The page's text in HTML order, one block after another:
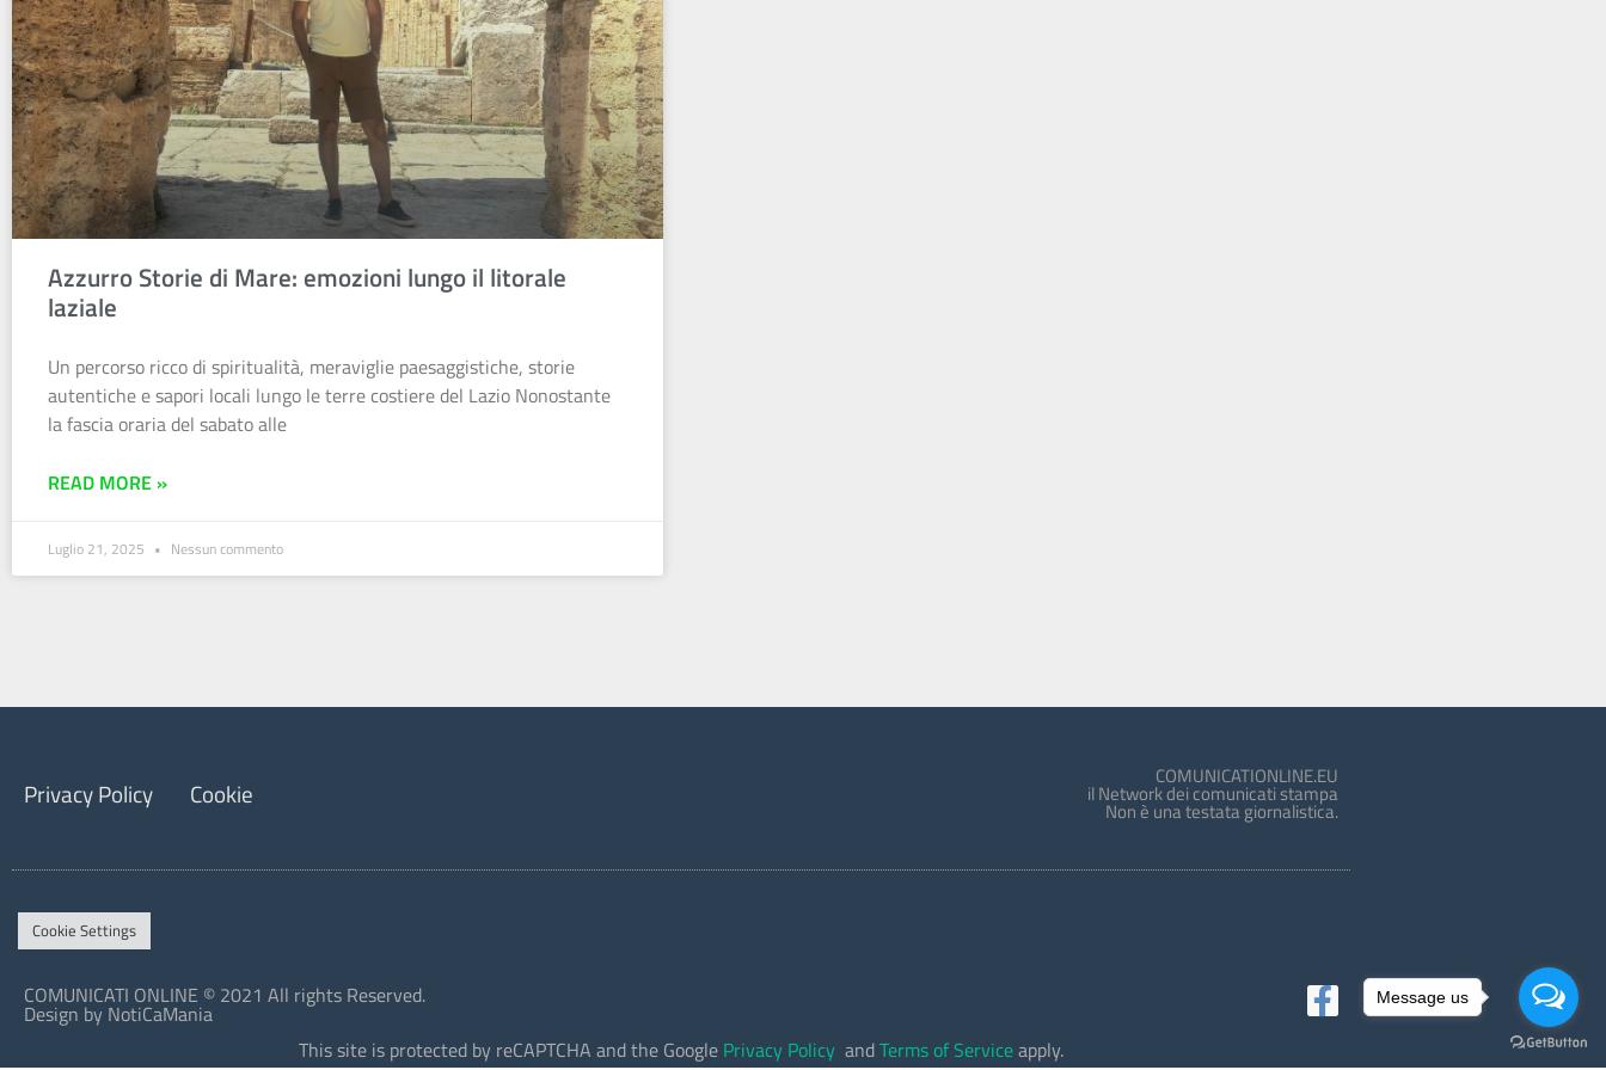
Azzurro Storie di Mare: emozioni lungo il litorale
laziale
Un percorso ricco di spiritualità, meraviglie paesaggistiche, storie
autentiche e sapori locali lungo le terre costiere del Lazio Nonostante
la fascia oraria del sabato alle
READ MORE »
Luglio 21, 2025 Nessun commento
Privacy Policy Cookie COMUNICATIONLINE.EU
il Network dei comunicati stampa
Non è una testata giornalistica.
Cookie Settings
COMUNICATI ONLINE © 2021 All rights Reserved.
Design by NotiCaMania
This site is protected by reCAPTCHA and the Google Privacy Policy andTerms of Serviceapply.
Message us